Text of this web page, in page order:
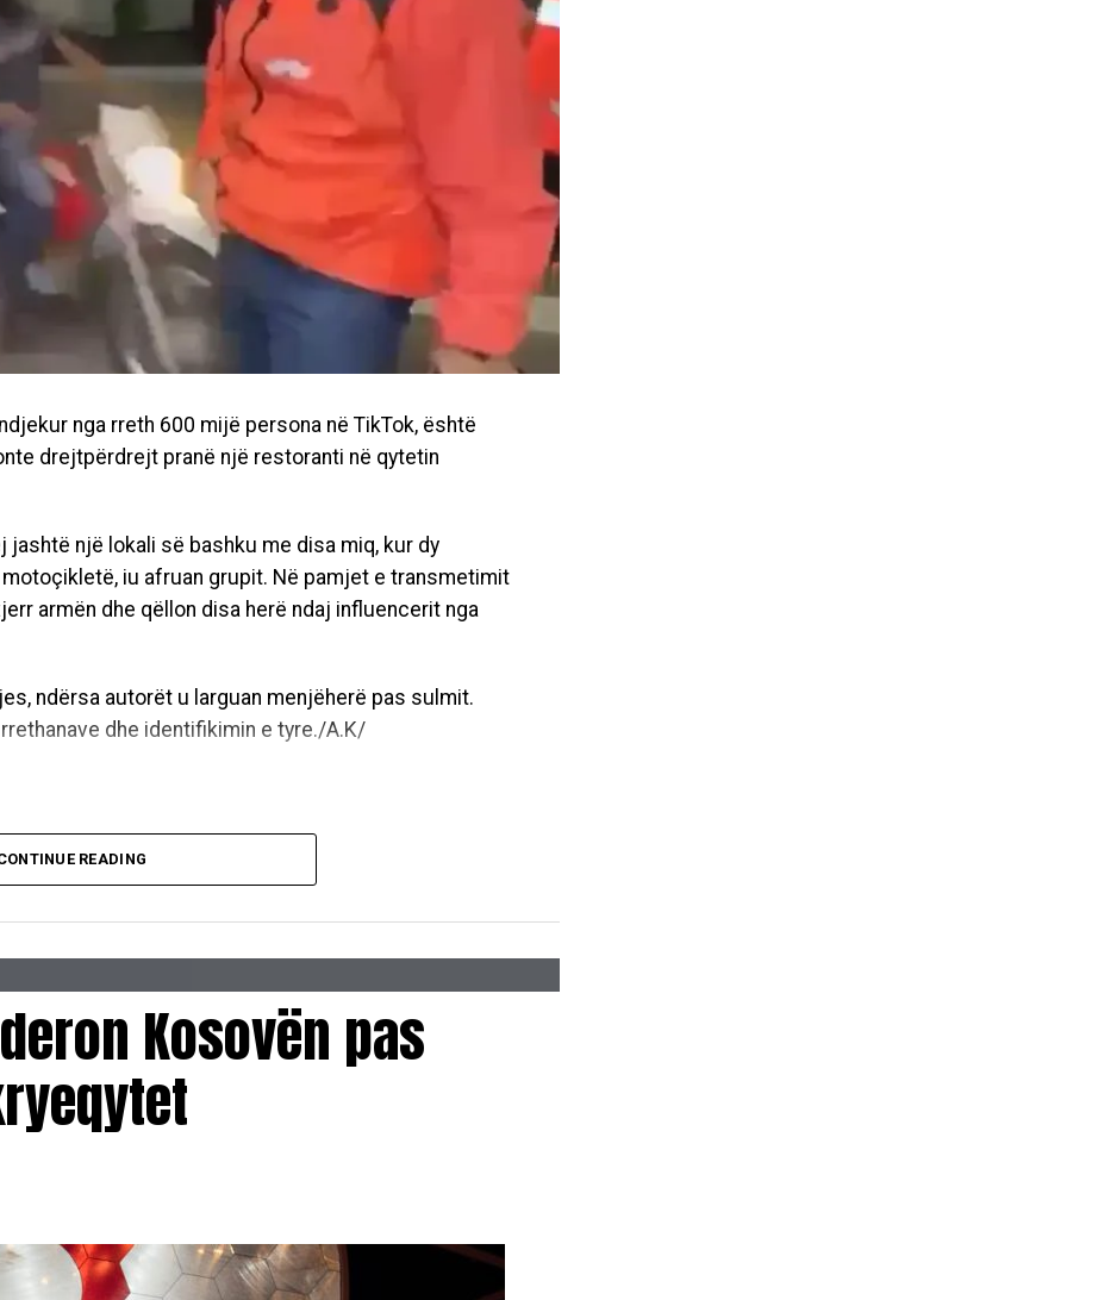
nga rreth 600 mijë persona në TikTok, është
drejtpërdrejt pranë një restoranti në qytetin
jashtë një lokali së bashku me disa miq, kur dy
iu afruan grupit. Në pamjet e transmetimit
armën dhe qëllon disa herë ndaj influencerit nga
ndërsa autorët u larguan menjëherë pas sulmit.
dhe identifikimin e tyre./A.K/
READING
Kosovën pas